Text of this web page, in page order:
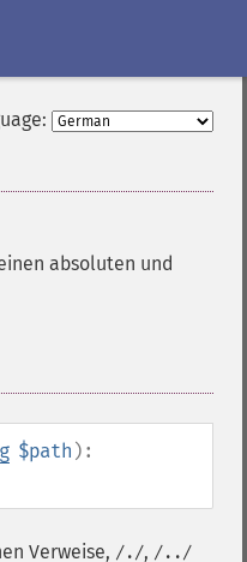
absoluten und
$path ):
Verweise, /./, /../